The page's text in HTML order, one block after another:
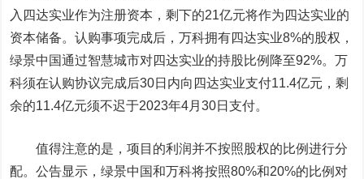
入四达实业作为注册资本，剩下的21亿元将作为四达实业的
资本储备。认购事项完成后，万科拥有四达实业8%的股权，
绿景中国通过智慧城市对四达实业的持股比例降至92%。万
科须在认购协议完成后30日内向四达实业支付11.4亿元，剩
余的11.4亿元须不迟于2023年4月30日支付。
值得注意的是，项目的利润并不按照股权的比例进行分
配。公告显示，绿景中国和万科将按照80%和20%的比例对